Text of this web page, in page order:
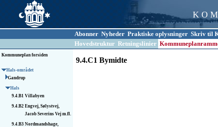
K O
Abonner Nyheder Praktiske oplysninger Skriv til
Hovedstruktur Retningslinier
Kommuneplan forsiden
Hals-området
Gandrup
Hals
9.4.B1 Villabyen
9.4.B2 Engvej, Sølystvej,
Jacob Severins Vej m.fl.
9.4.B3 Nordmandshage,
9.4.C1 Bymidte